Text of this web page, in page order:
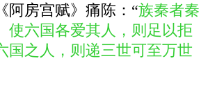
阿房宫赋》痛陈：“族秦者秦
使六国各爱其人，则足以拒
国之人，则递三世可至万世